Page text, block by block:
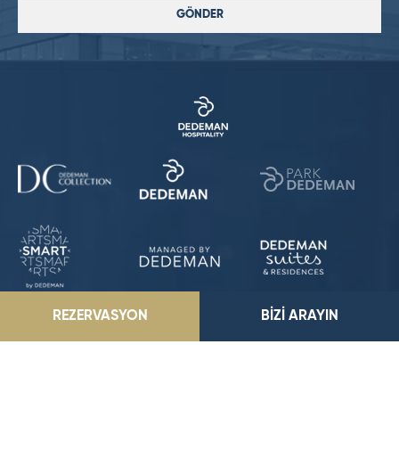
GÖNDER
REZERVASYON BİZİ ARAYIN